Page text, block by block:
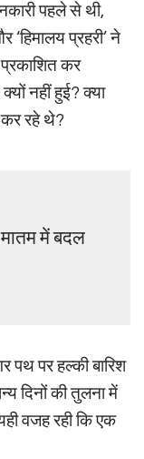
पहले से थी,
प्रहरी’ ने
कर
नहीं हुई? क्या
कर रहे थे?
मातम में बदल
पथ पर हल्की बारिश
दिनों की तुलना में
वजह रही कि एक